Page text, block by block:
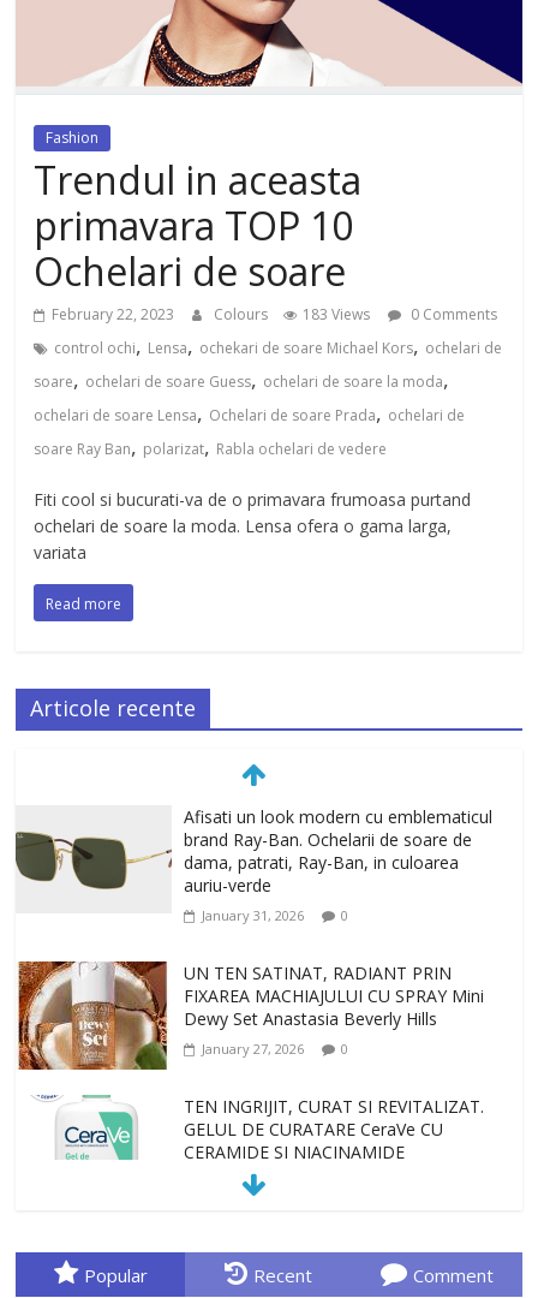
dezvoltat, cu Flexor Fitness-
dispozitiv pentru tonifiere muschi
Fashion
Trendul in aceasta
primavara TOP 10
Ochelari de soare
February 22, 2023 Colours 183 Views
0 Comments
control ochi, Lensa, ochekari de soare Michael Kors, ochelari de
soare, ochelari de soare Guess, ochelari de soare la moda,
ochelari de soare Lensa, Ochelari de soare Prada, ochelari de
soare Ray Ban, polarizat, Rabla ochelari de vedere
Fiti cool si bucurati-va de o primavara frumoasa purtand
ochelari de soare la moda. Lensa ofera o gama larga,
variata
Read more
Articole recente
Afisati un look modern cu emblematicul
brand Ray-Ban. Ochelarii de soare de
dama, patrati, Ray-Ban, in culoarea
auriu-verde
January 31, 2026 0
UN TEN SATINAT, RADIANT PRIN
FIXAREA MACHIAJULUI CU SPRAY Mini
Dewy Set Anastasia Beverly Hills
January 27, 2026 0
TEN INGRIJIT, CURAT SI REVITALIZAT.
GELUL DE CURATARE CeraVe CU
CERAMIDE SI NIACINAMIDE
January 23, 2026
ori o provocare. Idei inedite, cadouri
originale, le puteti avea la Giftspot.ro,
Popular Recent Comment